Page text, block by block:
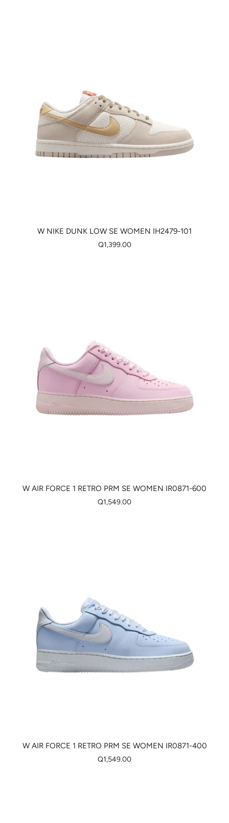
W NIKE DUNK LOW SE WOMEN IH2479-101
Q1,399.00
W AIR FORCE 1 RETRO PRM SE WOMEN IR0871-600
Q1,549.00
W AIR FORCE 1 RETRO PRM SE WOMEN IR0871-400
Q1,549.00